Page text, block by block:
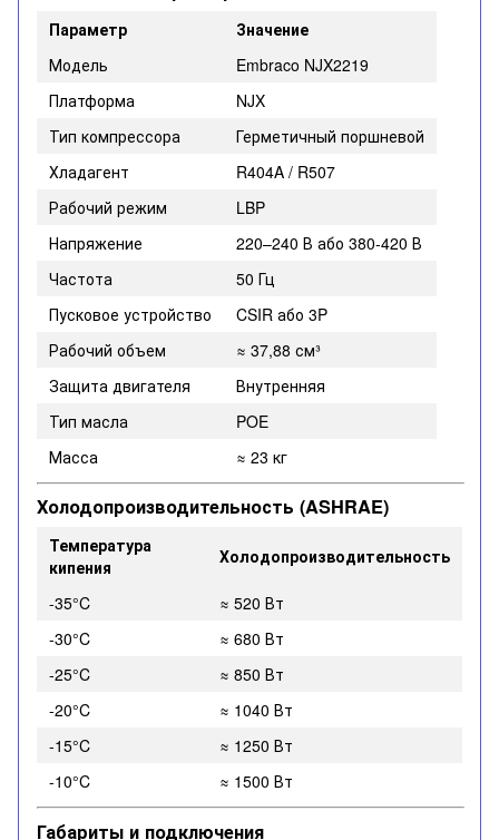
Параметр
Значение
Модель
Embraco NJX2219
Платформа
NJX
Тип компрессора
Герметичный поршневой
Хладагент
R404A / R507
Рабочий режим
LBP
Напряжение
220–240 В або 380-420 В
Частота
50 Гц
Пусковое устройство
CSIR або 3P
Рабочий объем
≈ 37,88 см³
Защита двигателя
Внутренняя
Тип масла
POE
Масса
≈ 23 кг
Холодопроизводительность (ASHRAE)
Температура
кипения
Холодопроизводительность
-35°C
≈ 520 Вт
-30°C
≈ 680 Вт
-25°C
≈ 850 Вт
-20°C
≈ 1040 Вт
-15°C
≈ 1250 Вт
-10°C
≈ 1500 Вт
Габариты и подключения